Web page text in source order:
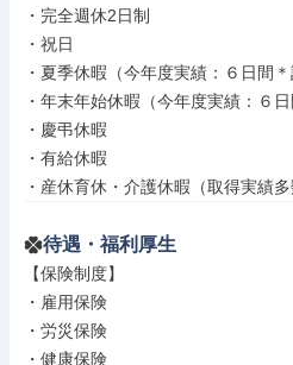
・完全週休2日制
・祝日
・夏季休暇（今年度実績：６日間＊
・年末年始休暇（今年度実績：６日
・慶弔休暇
・有給休暇
・産休育休・介護休暇（取得実績多
待遇・福利厚生
【保険制度】
・雇用保険
・労災保険
・健康保険